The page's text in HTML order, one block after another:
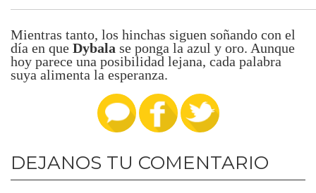
Mientras tanto, los hinchas siguen soñando con el
día en que Dybala se ponga la azul y oro. Aunque
hoy parece una posibilidad lejana, cada palabra
suya alimenta la esperanza.
DEJANOS TU COMENTARIO